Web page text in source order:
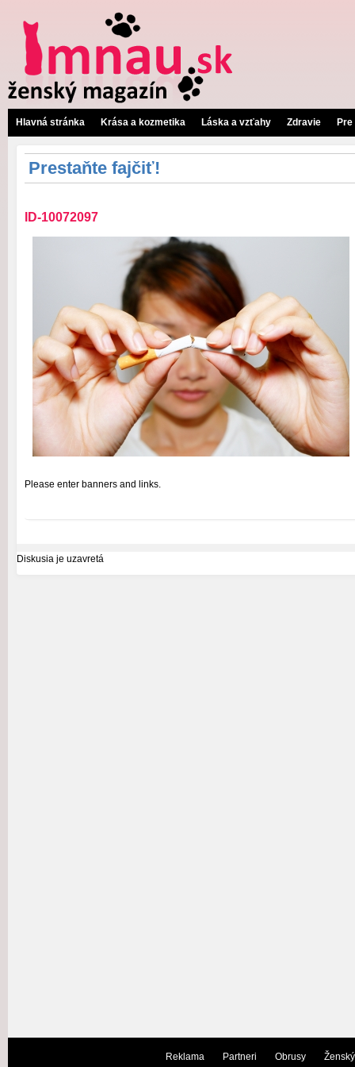
Hlavná stránka Krása a kozmetika Láska a vzťahy Zdravie
Prestaňte fajčiť!
ID-10072097
Please enter banners and links.
Diskusia je uzavretá
Reklama Partneri Obrusy